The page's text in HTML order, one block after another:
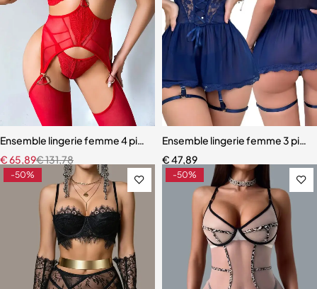
Ensemble lingerie femme 4 pièces – Dentelle rouge avec chaînes
€131,78
€65,89
Ensemble lingerie femme 3
€47,89
-50% -50%